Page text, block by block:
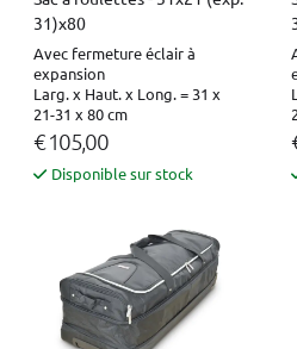
31)x80
Avec fermeture éclair à
expansion
Larg. x Haut. x Long. = 31 x
21-31 x 80 cm
€ 105,00
Disponible sur stock